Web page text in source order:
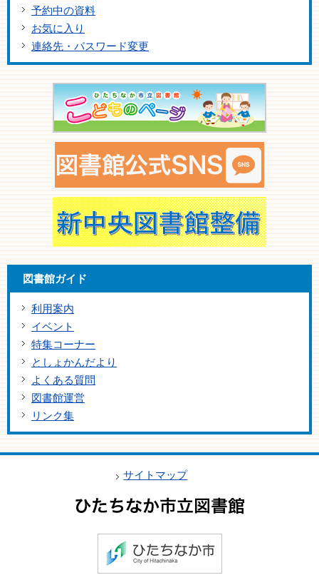
予約中の資料
お気に入り
連絡先・パスワード変更
図書館ガイド
利用案内
イベント
特集コーナー
としょかんだより
よくある質問
図書館運営
リンク集
サイトマップ